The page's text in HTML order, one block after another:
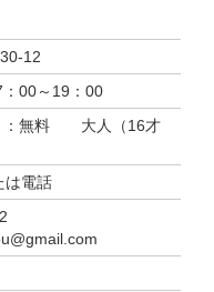
12
00～19：00
：無料 大人（16才
は電話